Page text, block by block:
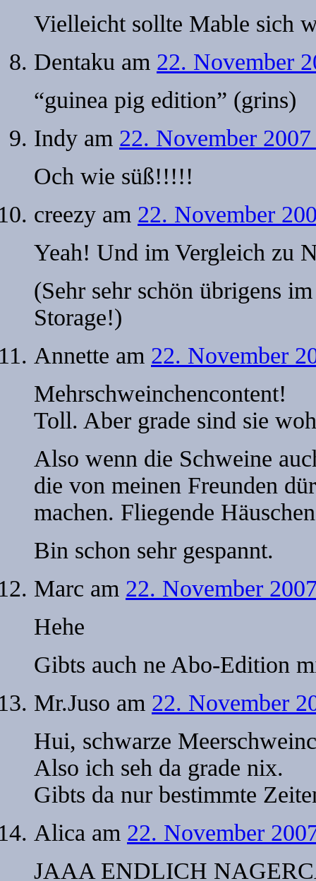
Vielleicht sollte Mable sich
Dentaku am 22. November
“guinea pig edition” (grins)
Indy am 22. November
Och wie süß!!!!!
creezy am 22. November
Yeah! Und im Vergleich zu
(Sehr sehr schön übrigens
Storage!)
Annette am 22. November
Mehrschweinchencontent!
Toll. Aber grade sind sie
Also wenn die Schweine
die von meinen Freunden
machen. Fliegende
Bin schon sehr gespannt.
Marc am 22. November
Hehe
Gibts auch ne Abo-Edition
Mr.Juso am 22. November
Hui, schwarze
Also ich seh da grade nix.
Gibts da nur bestimmte
Alica am 22. November
JAAA ENDLICH